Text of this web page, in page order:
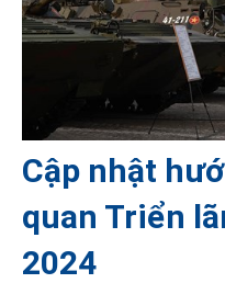
Cập nhật
quan Triển
2024